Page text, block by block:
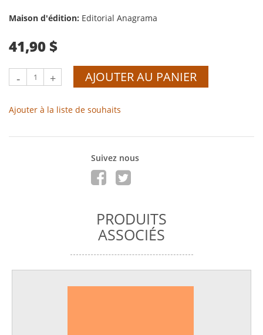
Maison d'édition: Editorial Anagrama
41,90 $
- + AJOUTER AU PANIER
Ajouter à la liste de souhaits
Suivez nous
PRODUITS
ASSOCIÉS